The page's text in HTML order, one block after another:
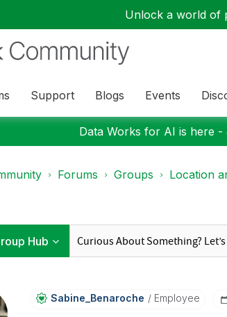
Unlock a world of
Support Blogs Events
Data Works for AI is here
Forums Groups Location
Sabine_BenarochE Employee